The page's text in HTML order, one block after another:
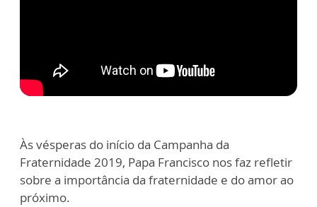
Às vésperas do início da Campanha da
Fraternidade 2019, Papa Francisco nos faz refletir
sobre a importância da fraternidade e do amor ao
próximo.